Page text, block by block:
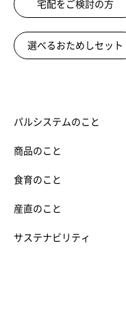
宅配をご検討の方
選べるおためしセット
パルシステムのこと
商品のこと
食育のこと
産直のこと
サステナビリティ